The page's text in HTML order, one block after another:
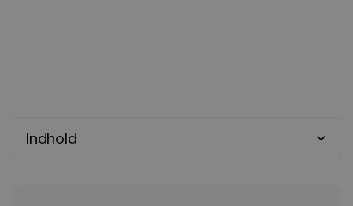
Indhold